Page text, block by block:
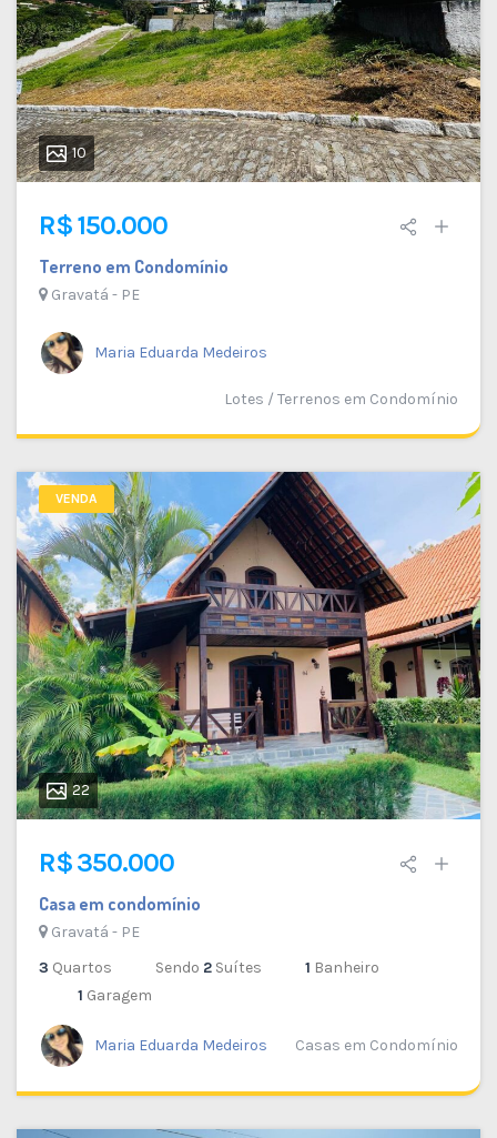
10
R$ 150.000
Terreno em Condomínio
Gravatá - PE
Maria Eduarda Medeiros
Lotes / Terrenos em Condomínio
VENDA
22
R$ 350.000
Casa em condomínio
Gravatá - PE
3 Quartos Sendo 2 Suítes 1 Banheiro
1 Garagem
Maria Eduarda Medeiros Casas em Condomínio